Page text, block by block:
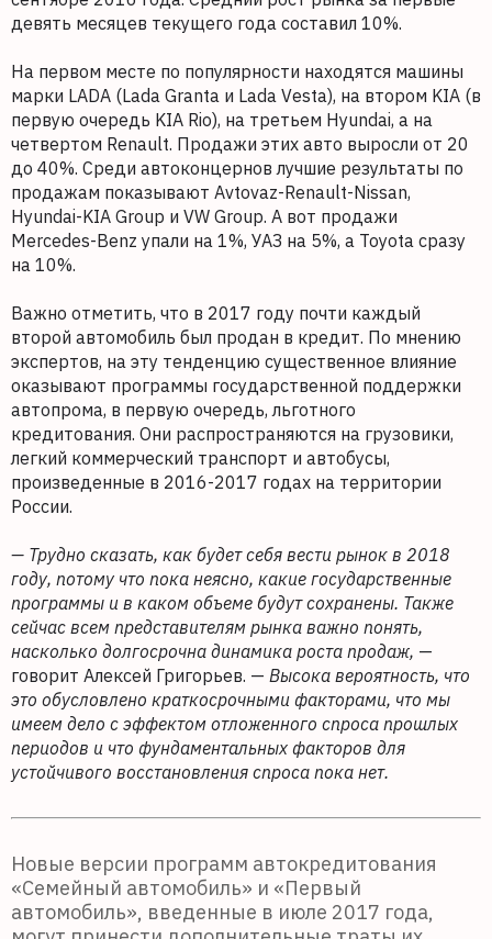
девять месяцев текущего года составил 10%.
На первом месте по популярности находятся машины
марки LADA (Lada Granta и Lada Vesta), на втором KIA (в
первую очередь KIA Rio), на третьем Hyundai, а на
четвертом Renault. Продажи этих авто выросли от 20
до 40%. Среди автоконцернов лучшие результаты по
продажам показывают Avtovaz-Renault-Nissan,
Hyundai-KIA Group и VW Group. А вот продажи
Mercedes-Benz упали на 1%, УАЗ на 5%, а Toyota сразу
на 10%.
Важно отметить, что в 2017 году почти каждый
второй автомобиль был продан в кредит. По мнению
экспертов, на эту тенденцию существенное влияние
оказывают программы государственной поддержки
автопрома, в первую очередь, льготного
кредитования. Они распространяются на грузовики,
легкий коммерческий транспорт и автобусы,
произведенные в 2016-2017 годах на территории
России.
— Трудно сказать, как будет себя вести рынок в 2018
году, потому что пока неясно, какие государственные
программы и в каком объеме будут сохранены. Также
сейчас всем представителям рынка важно понять,
насколько долгосрочна динамика роста продаж, —
говорит Алексей Григорьев. — Высока вероятность, что
это обусловлено краткосрочными факторами, что мы
имеем дело с эффектом отложенного спроса прошлых
периодов и что фундаментальных факторов для
устойчивого восстановления спроса пока нет.
Новые версии программ автокредитования
«Семейный автомобиль» и «Первый
автомобиль», введенные в июле 2017 года,